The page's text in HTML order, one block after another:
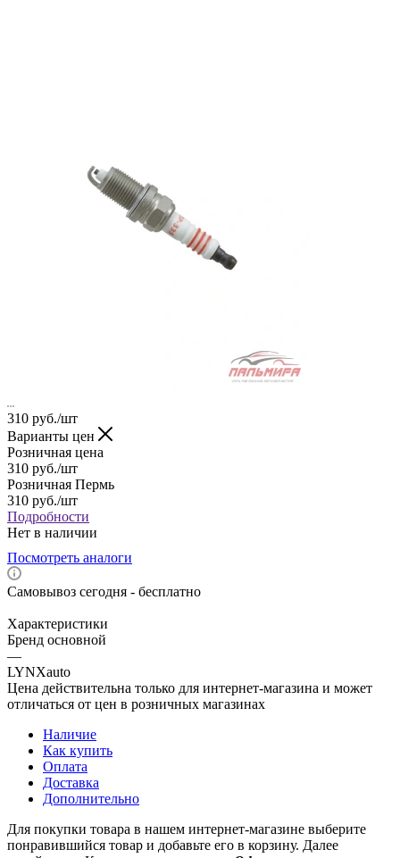
310 руб./шт
Варианты цен
Розничная цена
310 руб./шт
Розничная Пермь
310 руб./шт
Подробности
Нет в наличии
Посмотреть аналоги
Самовывоз сегодня - бесплатно
Характеристики
Бренд основной
—
LYNXauto
Цена действительна только для интернет-магазина и может
отличаться от цен в розничных магазинах
Наличие
Как купить
Оплата
Доставка
Дополнительно
Для покупки товара в нашем интернет-магазине выберите
понравившийся товар и добавьте его в корзину. Далее